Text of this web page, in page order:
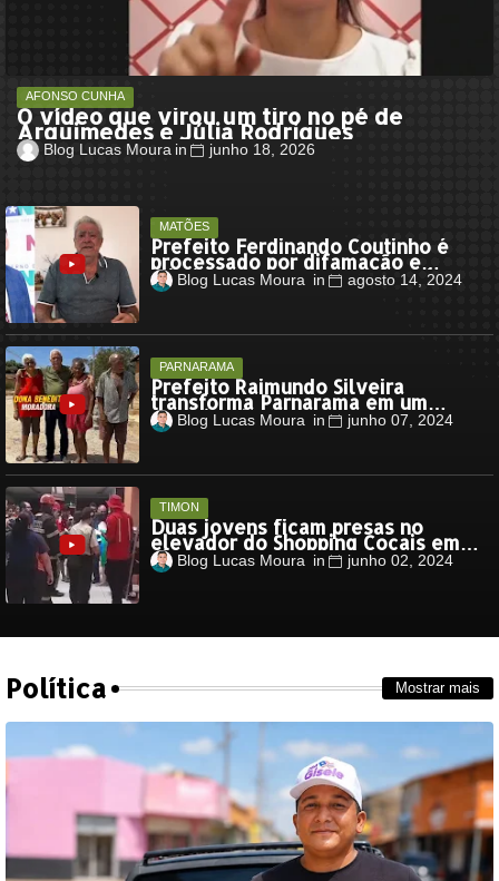
AFONSO CUNHA
O vídeo que virou um tiro no pé de
Arquimedes e Júlia Rodrigues
Blog Lucas Moura junho 18, 2026
MATÕES
Prefeito Ferdinando Coutinho é
processado por difamação e
injuria contra o secretário Rubens
Pereira
Blog Lucas Moura agosto 14, 2024
PARNARAMA
Prefeito Raimundo Silveira
transforma Parnarama em um
canteiro de obras
Blog Lucas Moura junho 07, 2024
TIMON
Duas jovens ficam presas no
elevador do Shopping Cocais em
TimonBlog Lucas Moura junho 02, 2024
Política Mostrar mais